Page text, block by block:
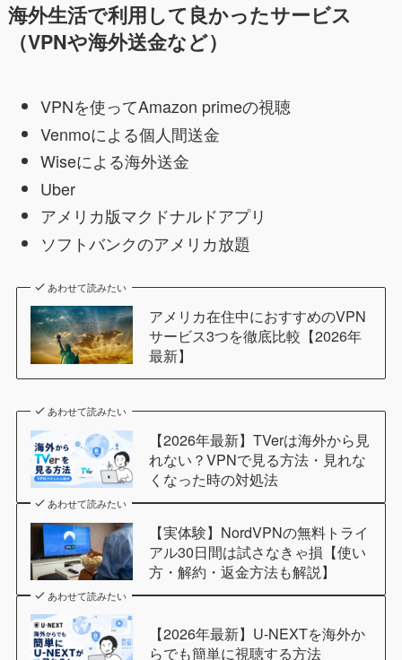
海外生活で利用して良かったサービス
（VPNや海外送金など）
VPNを使ってAmazon primeの視聴
Venmoによる個人間送金
Wiseによる海外送金
Uber
アメリカ版マクドナルドアプリ
ソフトバンクのアメリカ放題
あわせて読みたい
アメリカ在住中におすすめのVPN
サービス3つを徹底比較【2026年
最新】
あわせて読みたい
【2026年最新】TVerは海外から見
れない？VPNで見る方法・見れな
くなった時の対処法
あわせて読みたい
【実体験】NordVPNの無料トライ
アル30日間は試さなきゃ損【使い
方・解約・返金方法も解説】
あわせて読みたい
【2026年最新】U-NEXTを海外か
らでも簡単に視聴する方法